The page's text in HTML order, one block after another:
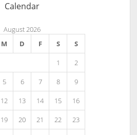
Calendar
August 2026
M D F S S
1 2
5 6 7 8 9
12 13 14 15 16
19 20 21 22 23